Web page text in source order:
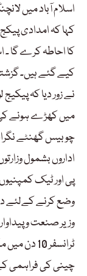
اسلام آباد میں
کہا کہ امدادی
نے زور دیا کہ پیکیج
میں کھڑے ہونے کی
چوبیس گھنٹے
اداروں بشمول
پی اور ٹیک
وضع کرنے کےلئے
وزیر صنعت و
چینی کی فراہمی